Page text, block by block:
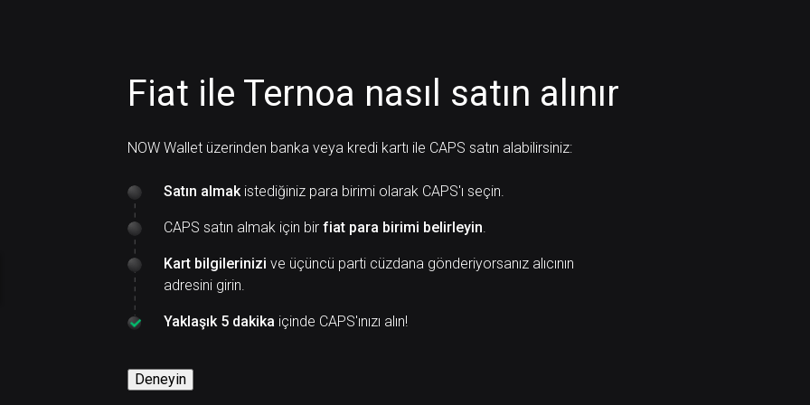
Fiat ile Ternoa nasıl satın alınır
NOW Wallet üzerinden banka veya kredi kartı ile CAPS satın alabilirsiniz:
Satın almakistediğiniz para birimi olarak CAPS'ı seçin.
CAPS satın almak için bir fiat para birimi belirleyin.
Kart bilgilerinizi ve üçüncü parti cüzdana gönderiyorsanız alıcının
adresini girin.
Yaklaşık 5 dakika içinde CAPS'ınızı alın!
Deneyin